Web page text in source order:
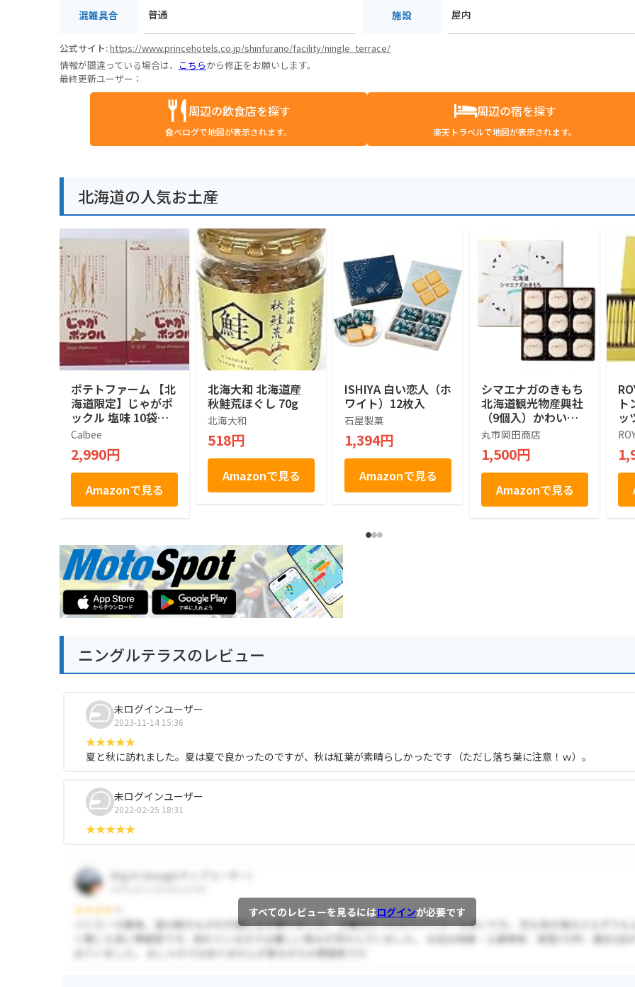
混雑具合 普通 施設 屋内
公式サイト:https://www.princehotels.co.jp/shinfurano/facility/ningle_terrace/
情報が間違っている場合は、 こちらから修正をお願いします。
最終更新ユーザー：
周辺の飲食店を探す
食べログで地図が表示されます。
周辺の宿を探す
楽天トラベルで地図が表示されます。
北海道の人気お土産
ポテトファーム 【北
海道限定】じゃがポ
ックル 塩味 10袋入
×２箱
Calbee
2,990円
Amazonで見る
北海大和 北海道産
秋鮭荒ほぐし 70g
北海大和
518円
Amazonで見る
ISHIYA 白い恋人（ホ
ワイト）12枚入
石屋製菓
1,394円
Amazonで見る
シマエナガのきもち
北海道観光物産興社
（9個入）かわいい
シマエナガ (1箱)
丸市岡田商店
1,500円
Amazonで見る
ッ
ツ
ニングルテラスのレビュー
未ログインユーザー
2023-11-14 15:36
夏と秋に訪れました。夏は夏で良かったのですが、秋は紅葉が素晴らしかったです（ただし落ち葉に注意！ｗ）。
未ログインユーザー
2022-02-25 18:31
すべてのレビューを見るにはログインが必要です